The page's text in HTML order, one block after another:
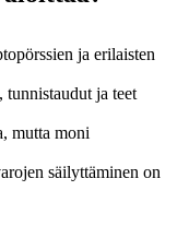
ja erilaisten
tunnistaudut ja teet
mutta moni
säilyttäminen on